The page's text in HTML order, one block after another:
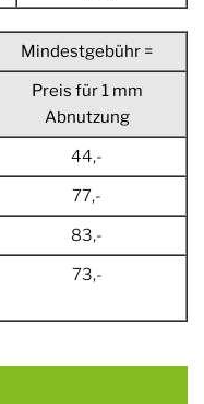
Mindestgebühr =
Preis für 1 mm
Abnutzung
44,-
77,-
83,-
73,-